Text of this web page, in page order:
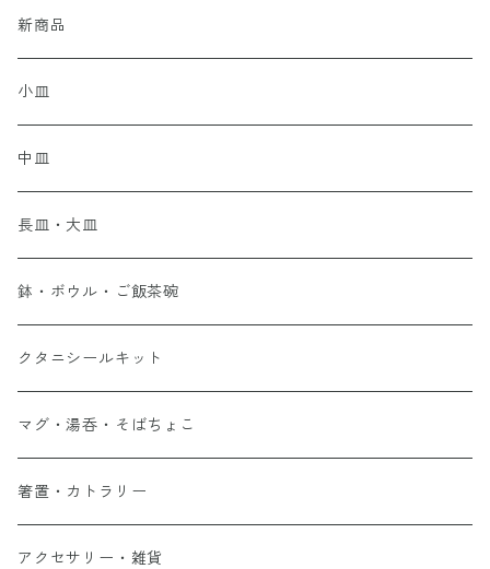
新商品
小皿
中皿
長皿・大皿
鉢・ボウル・ご飯茶碗
クタニシールキット
マグ・湯呑・そばちょこ
箸置・カトラリー
アクセサリー・雑貨